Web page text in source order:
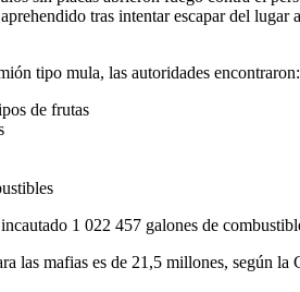
tras intentar escapar del lugar
tipo mula, las autoridades encontraron:
de frutas
1 022 457 galones de
las mafias es de 21,5 millones, según